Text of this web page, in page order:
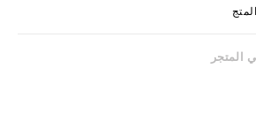
المتجر